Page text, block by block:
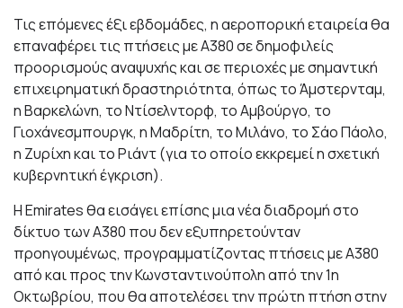
Τις επόμενες έξι εβδομάδες, η αεροπορική εταιρεία θα
επαναφέρει τις πτήσεις με A380 σε δημοφιλείς
προορισμούς αναψυχής και σε περιοχές με σημαντική
επιχειρηματική δραστηριότητα, όπως το Άμστερνταμ,
η Βαρκελώνη, το Ντίσελντορφ, το Αμβούργο, το
Γιοχάνεσμπουργκ, η Μαδρίτη, το Μιλάνο, το Σάο Πάολο,
η Ζυρίχη και το Ριάντ (για το οποίο εκκρεμεί η σχετική
κυβερνητική έγκριση).
Η Emirates θα εισάγει επίσης μια νέα διαδρομή στο
δίκτυο των A380 που δεν εξυπηρετούνταν
προηγουμένως, προγραμματίζοντας πτήσεις με A380
από και προς την Κωνσταντινούπολη από την 1η
Οκτωβρίου, που θα αποτελέσει την πρώτη πτήση στην